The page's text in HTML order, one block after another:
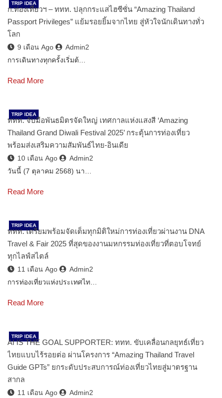
TRIP IDEA
ก.ท่องเที่ยวฯ – ททท. ปลุกกระแสไฮซีซั่น “Amazing Thailand
Passport Privileges” แย้มรอยยิ้มจากไทย สู่หัวใจนักเดินทางทั่ว
โลก
9 เดือน Ago
Admin2
การเดินทางทุกครั้งเริ่มต้…
Read More
TRIP IDEA
ททท. จับมือพันธมิตรจัดใหญ่ เทศกาลแห่งแสงสี ‘Amazing
Thailand Grand Diwali Festival 2025’ กระตุ้นการท่องเที่ยว
พร้อมส่งเสริมความสัมพันธ์ไทย-อินเดีย
10 เดือน Ago
Admin2
วันนี้ (7 ตุลาคม 2568) นา…
Read More
TRIP IDEA
ททท. เตรียมพร้อมจัดเต็มทุกมิติใหม่การท่องเที่ยวผ่านงาน DNA
Travel & Fair 2025 ที่สุดของงานมหกรรมท่องเที่ยวที่ตอบโจทย์
ทุกไลฟ์สไตล์
11 เดือน Ago
Admin2
การท่องเที่ยวแห่งประเทศไท…
Read More
TRIP IDEA
AI IS THE GOAL SUPPORTER: ททท. ขับเคลื่อนกลยุทธ์เที่ยว
ไทยแบบไร้รอยต่อ ผ่านโครงการ “Amazing Thailand Travel
Guide GPTs” ยกระดับประสบการณ์ท่องเที่ยวไทยสู่มาตรฐาน
สากล
11 เดือน Ago
Admin2